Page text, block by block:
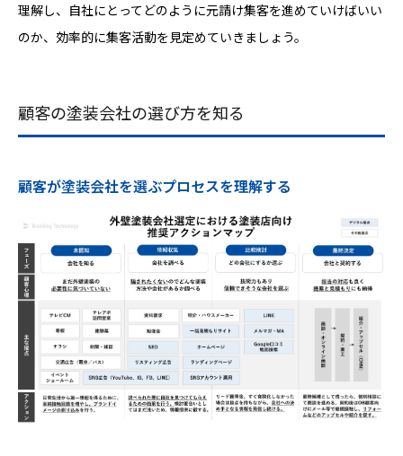
理解し、自社にとってどのように元請け集客を進めていけばいい
のか、効率的に集客活動を見定めていきましょう。
顧客の塗装会社の選び方を知る
顧客が塗装会社を選ぶプロセスを理解する